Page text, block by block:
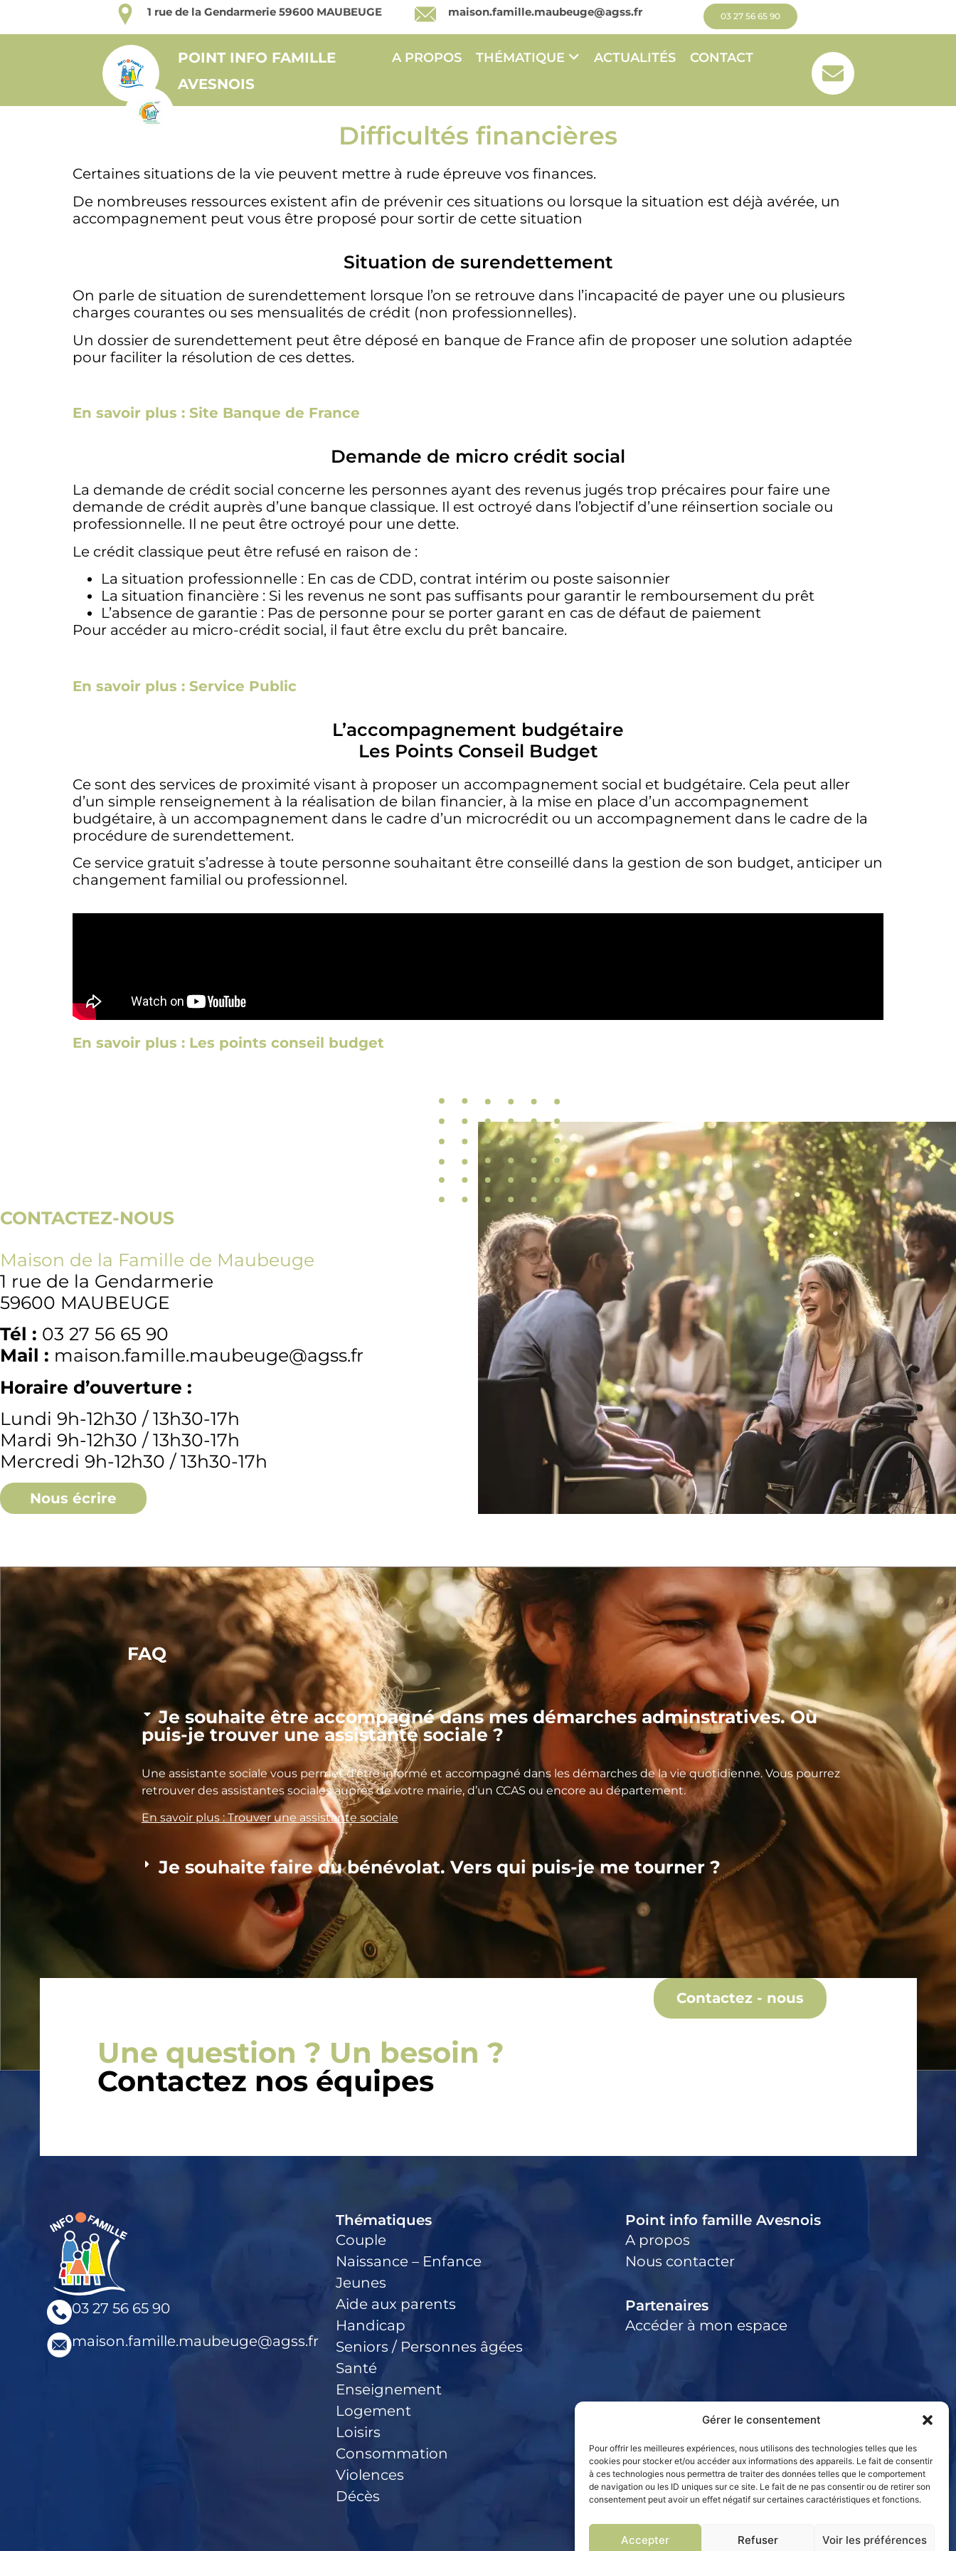
Gérer le consentement
Pour offrir les meilleures expériences, nous utilisons des technologies telles que les
cookies pour stocker et/ou accéder aux informations des appareils. Le fait de consentir
à ces technologies nous permettra de traiter des données telles que le comportement
de navigation ou les ID uniques sur ce site. Le fait de ne pas consentir ou de retirer son
consentement peut avoir un effet négatif sur certaines caractéristiques et fonctions.
Accepter Refuser Voir les préférences
1 rue de la Gendarmerie 59600 MAUBEUGE maison.famille.maubeuge@agss.fr 03 27 56 65 90
POINT INFO FAMILLE
AVESNOIS
A PROPOS THÉMATIQUE ACTUALITÉS CONTACT
Difficultés financières
Certaines situations de la vie peuvent mettre à rude épreuve vos finances.
De nombreuses ressources existent afin de prévenir ces situations ou lorsque la situation est déjà avérée, un
accompagnement peut vous être proposé pour sortir de cette situation
Situation de surendettement
On parle de situation de surendettement lorsque l’on se retrouve dans l’incapacité de payer une ou plusieurs
charges courantes ou ses mensualités de crédit (non professionnelles).
Un dossier de surendettement peut être déposé en banque de France afin de proposer une solution adaptée
pour faciliter la résolution de ces dettes.
En savoir plus : Site Banque de France
Demande de micro crédit social
La demande de crédit social concerne les personnes ayant des revenus jugés trop précaires pour faire une
demande de crédit auprès d’une banque classique. Il est octroyé dans l’objectif d’une réinsertion sociale ou
professionnelle. Il ne peut être octroyé pour une dette.
Le crédit classique peut être refusé en raison de :
La situation professionnelle : En cas de CDD, contrat intérim ou poste saisonnier
La situation financière : Si les revenus ne sont pas suffisants pour garantir le remboursement du prêt
L’absence de garantie : Pas de personne pour se porter garant en cas de défaut de paiement
Pour accéder au micro-crédit social, il faut être exclu du prêt bancaire.
En savoir plus : Service Public
L’accompagnement budgétaire
Les Points Conseil Budget
Ce sont des services de proximité visant à proposer un accompagnement social et budgétaire. Cela peut aller
d’un simple renseignement à la réalisation de bilan financier, à la mise en place d’un accompagnement
budgétaire, à un accompagnement dans le cadre d’un microcrédit ou un accompagnement dans le cadre de la
procédure de surendettement.
Ce service gratuit s’adresse à toute personne souhaitant être conseillé dans la gestion de son budget, anticiper un
changement familial ou professionnel.
En savoir plus : Les points conseil budget
CONTACTEZ-NOUS
Maison de la Famille de Maubeuge
1 rue de la Gendarmerie
59600 MAUBEUGE
Tél : 03 27 56 65 90
Mail : maison.famille.maubeuge@agss.fr
Horaire d’ouverture :
Lundi 9h-12h30 / 13h30-17h
Mardi 9h-12h30 / 13h30-17h
Mercredi 9h-12h30 / 13h30-17h
Nous écrire
FAQ
Je souhaite être accompagné dans mes démarches adminstratives. Où
puis-je trouver une assistante sociale ?
Une assistante sociale vous permet d’être informé et accompagné dans les démarches de la vie quotidienne. Vous pourrez
retrouver des assistantes sociales auprès de votre mairie, d’un CCAS ou encore au département.
En savoir plus : Trouver une assistante sociale
Je souhaite faire du bénévolat. Vers qui puis-je me tourner ?
Une question ? Un besoin ?
Contactez nos équipes
Contactez - nous
03 27 56 65 90
maison.famille.maubeuge@agss.fr
Thématiques
Couple
Naissance – Enfance
Jeunes
Aide aux parents
Handicap
Seniors / Personnes âgées
Santé
Enseignement
Logement
Loisirs
Consommation
Violences
Décès
Point info famille Avesnois
A propos
Nous contacter
Partenaires
Accéder à mon espace